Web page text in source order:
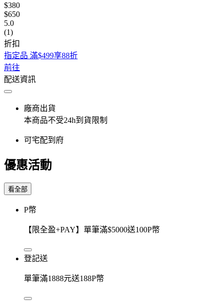
$380
$650
5.0
(1)
折扣
指定品 滿$499享88折
前往
配送資訊
廠商出貨
本商品不受24h到貨限制
可宅配到府
優惠活動
看全部
P幣
【限全盈+PAY】單筆滿$5000送100P幣
登記送
單筆滿1888元送188P幣